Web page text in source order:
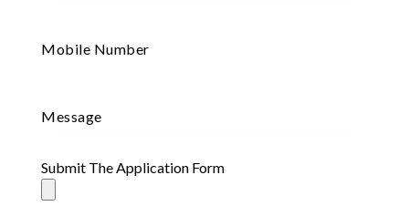
Submit The Application Form